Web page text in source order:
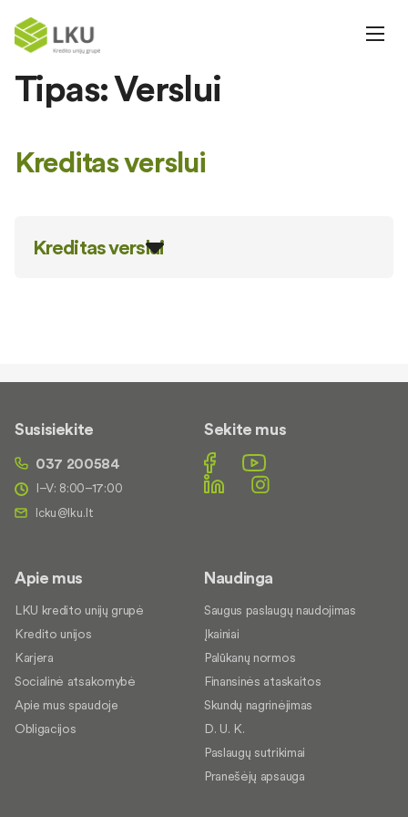
Tipas:Verslui
Kreditas verslui
Kreditas verslui
Susisiekite
037 200584
I–V: 8:00–17:00
Sekite mus
Apie mus
LKU kredito unijų grupė
Kredito unijos
Karjera
Socialinė atsakomybė
Apie mus spaudoje
Obligacijos
Naudinga
Saugus paslaugų naudojimas
Įkainiai
Palūkanų normos
Finansinės ataskaitos
Skundų nagrinėjimas
D. U. K.
Paslaugų sutrikimai
Pranešėjų apsauga